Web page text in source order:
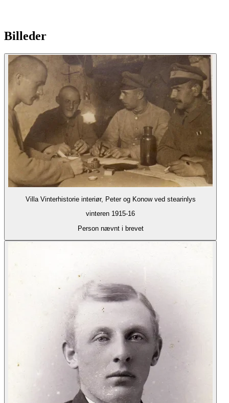
Billeder
Villa Vinterhistorie interiør, Peter og Konow ved stearinlys
vinteren 1915-16
Person nævnt i brevet